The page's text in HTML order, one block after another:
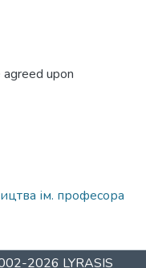
upon
ім. професора
2026 LYRASIS